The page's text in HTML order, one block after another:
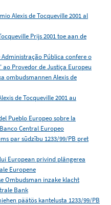
Alexis de Tocqueville 2001 al
Prijs 2001 toe aan de
Administração Pública confere o
ao Provedor de Justiça Europeu
ombudsmannen Alexis de
de Tocqueville 2001 au
Pueblo Europeo sobre la
Central Europeo
par sūdzību 1233/99/PB pret
European privind plângerea
Europene
Ombudsman inzake klacht
Bank
päätös kantelusta 1233/99/PB